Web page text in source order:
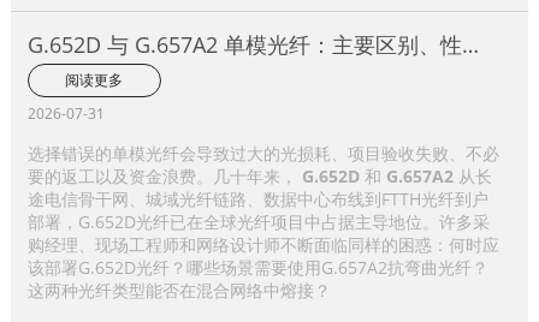
G.652D 与 G.657A2 单模光纤：主要区别、性能
比较及应用选择指南
阅读更多
2026-07-31
选择错误的单模光纤会导致过大的光损耗、项目验收失败、不必
要的返工以及资金浪费。几十年来， G.652D和 G.657A2从长
途电信骨干网、城域光纤链路、数据中心布线到FTTH光纤到户
部署，G.652D光纤已在全球光纤项目中占据主导地位。许多采
购经理、现场工程师和网络设计师不断面临同样的困惑：何时应
该部署G.652D光纤？哪些场景需要使用G.657A2抗弯曲光纤？
这两种光纤类型能否在混合网络中熔接？